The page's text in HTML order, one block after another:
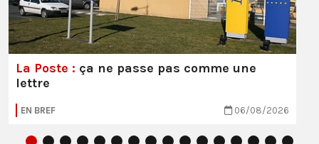
La Poste : ça ne passe pas comme une
lettre
EN BREF 06/08/2026